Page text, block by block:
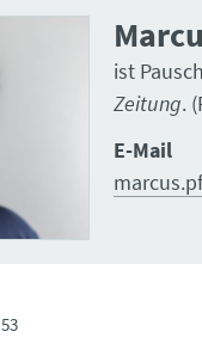
ist
Zeitung.
E-Mail